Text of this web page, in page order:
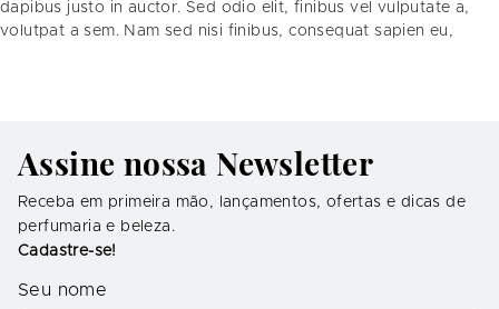
dapibus justo in auctor. Sed odio elit, finibus vel vulputate a,
volutpat a sem. Nam sed nisi finibus, consequat sapien eu,
Assine nossa Newsletter
Receba em primeira mão, lançamentos, ofertas e dicas de
perfumaria e beleza.
Cadastre-se!
Seu nome